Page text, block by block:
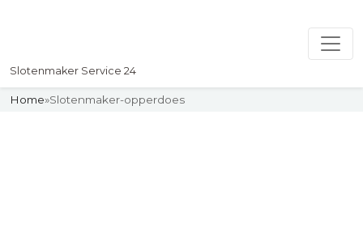
Slotenmaker Service 24
Home»Slotenmaker-opperdoes